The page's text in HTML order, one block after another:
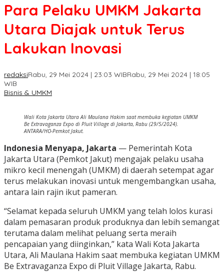
Para Pelaku UMKM Jakarta
Utara Diajak untuk Terus
Lakukan Inovasi
redaksiRabu, 29 Mei 2024 | 23:03 WIBRabu, 29 Mei 2024 | 18:05
WIB
Bisnis & UMKM
Wali Kota Jakarta Utara Ali Maulana Hakim saat membuka kegiatan UMKM
Be Extravaganza Expo di Pluit Village di Jakarta, Rabu (29/5/2024).
ANTARA/HO-Pemkot Jakut.
Indonesia Menyapa, Jakarta — Pemerintah Kota
Jakarta Utara (Pemkot Jakut) mengajak pelaku usaha
mikro kecil menengah (UMKM) di daerah setempat agar
terus melakukan inovasi untuk mengembangkan usaha,
antara lain rajin ikut pameran.
“Selamat kepada seluruh UMKM yang telah lolos kurasi
dalam pemasaran produk produknya dan lebih semangat
terutama dalam melihat peluang serta meraih
pencapaian yang diinginkan,” kata Wali Kota Jakarta
Utara, Ali Maulana Hakim saat membuka kegiatan UMKM
Be Extravaganza Expo di Pluit Village Jakarta, Rabu.